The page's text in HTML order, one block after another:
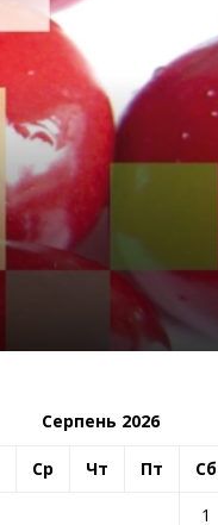
Серпень 2026
Ср Чт Пт Сб
1